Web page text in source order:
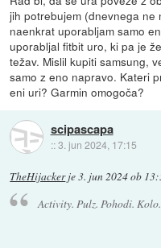
jih potrebujem (dnevnega
naenkrat uporabljam samo
uporabljal fitbit uro, ki pa je
težav. Mislil kupiti samsung,
samo z eno napravo. Kateri
eni uri? Garmin omogoča?
scipascapa
::3. jun 2024, 17:15
TheHijackerje3. jun 2024 ob
Activity. Pulz. Pohodi.